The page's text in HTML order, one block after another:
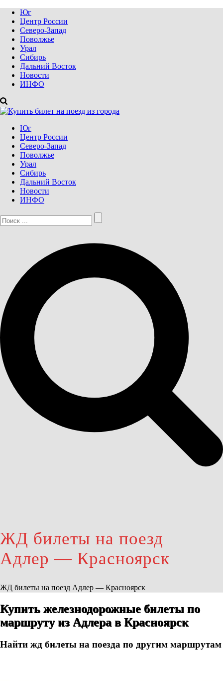
Юг
Центр России
Северо-Запад
Поволжье
Урал
Сибирь
Дальний Восток
Новости
ИНФО
Юг
Центр России
Северо-Запад
Поволжье
Урал
Сибирь
Дальний Восток
Новости
ИНФО
ЖД билеты на поезд
Адлер — Красноярск
ЖД билеты на поезд Адлер — Красноярск
Купить железнодорожные билеты по
маршруту из Адлера в Красноярск
Найти жд билеты на поезда по другим маршрутам